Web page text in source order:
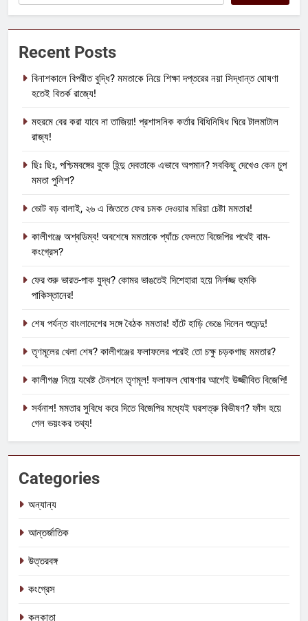
Recent Posts
বিনাশকালে বিপরীত বুদ্ধি? মমতাকে নিয়ে শিক্ষা দপ্তরের নয়া সিদ্ধান্ত ঘোষণা
হতেই বিতর্ক রাজ্যে!
মহরমে বের করা যাবে না তাজিয়া! প্রশাসনিক কর্তার বিধিনিষিধ ঘিরে টালমাটাল
রাজ্য!
ছিঃ ছিঃ, পশ্চিমবঙ্গের বুকে হিন্দু দেবতাকে এভাবে অপমান? সবকিছু দেখেও কেন চুপ
মমতা পুলিশ?
ভোট বড় বালাই, ২৬ এ জিততে ফের চমক দেওয়ার মরিয়া চেষ্টা মমতার!
কালীগঞ্জে অশ্বডিম্ব! অবশেষে মমতাকে প্যাঁচে ফেলতে বিজেপির পথেই বাম-
কংগ্রেস?
ফের শুরু ভারত-পাক যুদ্ধ? কোমর ভাঙতেই দিশেহারা হয়ে নির্লজ্জ হুমকি
পাকিস্তানের!
শেষ পর্যন্ত বাংলাদেশের সঙ্গে বৈঠক মমতার! হাঁটে হাড়ি ভেঙে দিলেন শুভেন্দু!
তৃণমূলের খেলা শেষ? কালীগঞ্জের ফলাফলের পরেই তো চক্ষু চড়কগাছ মমতার?
কালীগঞ্জ নিয়ে যথেষ্ট টেনশনে তৃণমূল! ফলাফল ঘোষণার আগেই উজ্জীবিত বিজেপি!
সর্বনাশ! মমতার সুবিধে করে দিতে বিজেপির মধ্যেই ঘরশত্রু বিভীষণ? ফাঁস হয়ে
গেল ভয়ংকর তথ্য!
Categories
অন্যান্য
আন্তর্জাতিক
উত্তরবঙ্গ
কংগ্রেস
কলকাতা